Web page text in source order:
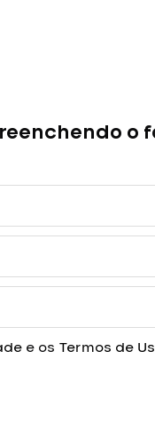
o
e os Termos de